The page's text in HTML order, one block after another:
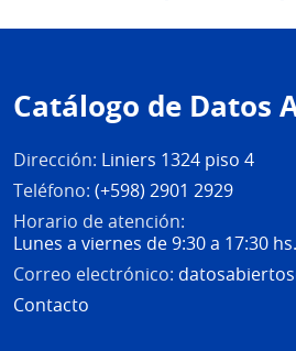
de
página
Catálogo de Datos
Dirección: Liniers 1324 piso 4
Teléfono: (+598) 2901 2929
Horario de atención:
Lunes a viernes de 9:30 a 17:30 hs.
Correo electrónico:
Contacto